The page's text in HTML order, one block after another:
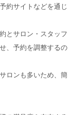
約サイトなどを通じ
とサロン・スタッフ
、予約を調整するの
ロンも多いため、簡